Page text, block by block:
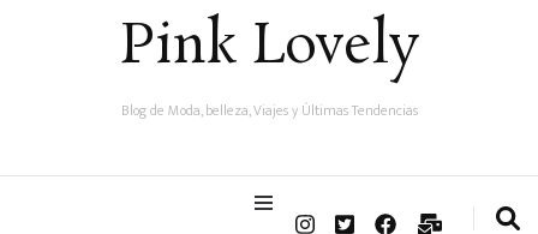
Pink Lovely
Blog de Moda, belleza, Viajes y Últimas Tendencias